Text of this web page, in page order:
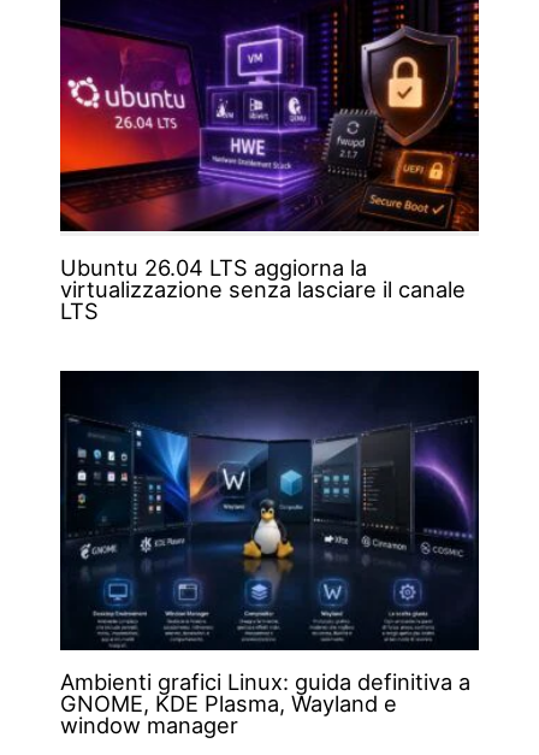
Ubuntu 26.04 LTS aggiorna la
virtualizzazione senza lasciare il canale
LTS
Ambienti grafici Linux: guida definitiva a
GNOME, KDE Plasma, Wayland e
window manager